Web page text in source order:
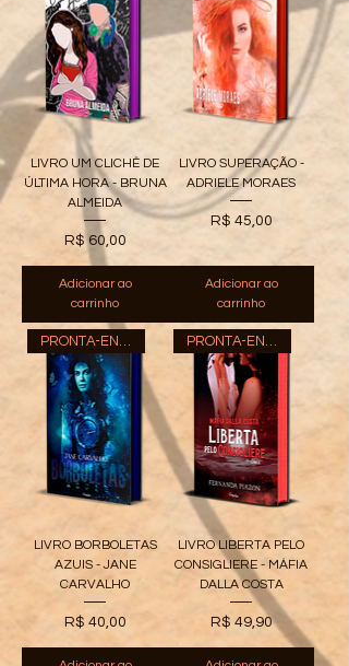
LIVRO UM CLICHÊ DE
ÚLTIMA HORA - BRUNA
ALMEIDA
Preço
R$ 60,00
Adicionar ao
carrinho
LIVRO SUPERAÇÃO -
ADRIELE MORAES
Preço
R$ 45,00
Adicionar ao
carrinho
LIVRO BORBOLETAS
AZUIS - JANE
CARVALHO
Preço
R$ 40,00
LIVRO LIBERTA PELO
CONSIGLIERE - MÁFIA
DALLA COSTA
Preço
R$ 49,90